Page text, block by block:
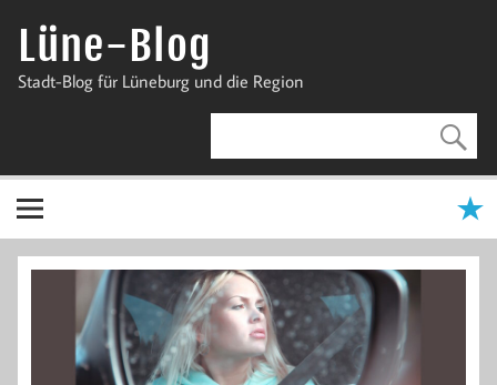
InhaltLüne-Blog
Stadt-Blog für Lüneburg und die Region